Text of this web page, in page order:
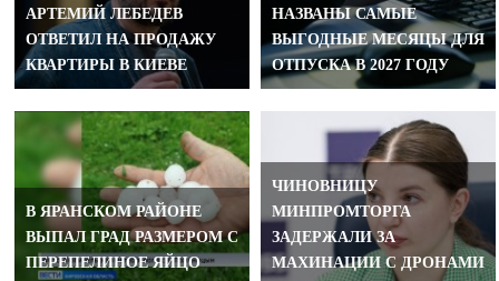
АРТЕМИЙ ЛЕБЕДЕВ
ОТВЕТИЛ НА ПРОДАЖУ
КВАРТИРЫ В КИЕВЕ
НАЗВАНЫ САМЫЕ
ВЫГОДНЫЕ МЕСЯЦЫ ДЛЯ
ОТПУСКА В 2027 ГОДУ
В ЯРАНСКОМ РАЙОНЕ
ВЫПАЛ ГРАД РАЗМЕРОМ С
ПЕРЕПЕЛИНОЕ ЯЙЦО
ЧИНОВНИЦУ
МИНПРОМТОРГА
ЗАДЕРЖАЛИ ЗА
МАХИНАЦИИ С ДРОНАМИ